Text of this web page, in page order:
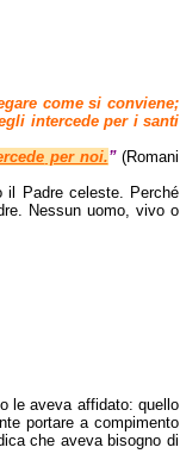
come si conviene;
intercede per i santi
per noi.”(Romani
il Padre celeste. Perché
Nessun uomo, vivo o
le aveva affidato: quello
portare a compimento
che aveva bisogno di